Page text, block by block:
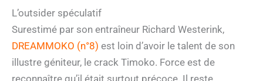
L’outsider spéculatif
Surestimé par son entraîneur Richard Westerink,
DREAMMOKO (n°8) est loin d’avoir le talent de son
illustre géniteur, le crack Timoko. Force est de